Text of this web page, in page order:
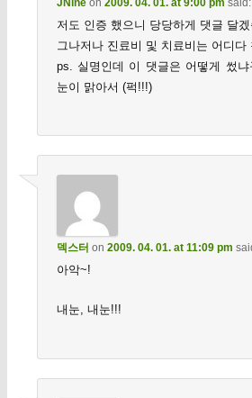
저도 인증 했으니 당당하게 댓글 달겠
그나저나 진료비 및 치료비는 어디다
ps. 실명인데 이 댓글은 어떻게 썼냐
눈이 맑아서 (퍽!!!)
덱스터 on 2009. 04. 01. at 11:09 pm
아악~!
내눈, 내눈!!!